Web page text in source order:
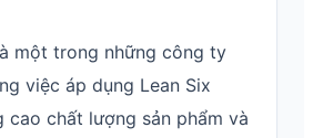
một trong những công ty
việc áp dụng Lean Six
cao chất lượng sản phẩm và